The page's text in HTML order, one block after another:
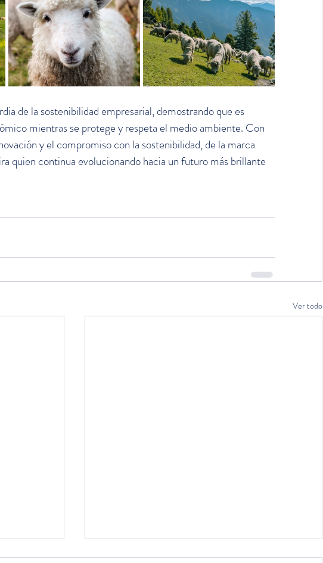
de la sostenibilidad empresarial, demostrando que es
mientras se protege y respeta el medio ambiente. Con
y el compromiso con la sostenibilidad, de la marca
quien continua evolucionando hacia un futuro más brillante
Ver todo